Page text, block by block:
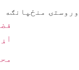
وروستۍ منځپانګه